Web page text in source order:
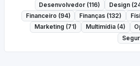
Desenvolvedor (116)
Design
Financeiro (94)
Finanças (132)
Marketing (71)
Multimídia (4)